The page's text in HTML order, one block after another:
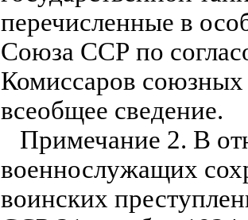
перечисленные в
Союза ССР по
Комиссаров
всеобщее сведение.
Примечание 2. В
военнослужащих
воинских